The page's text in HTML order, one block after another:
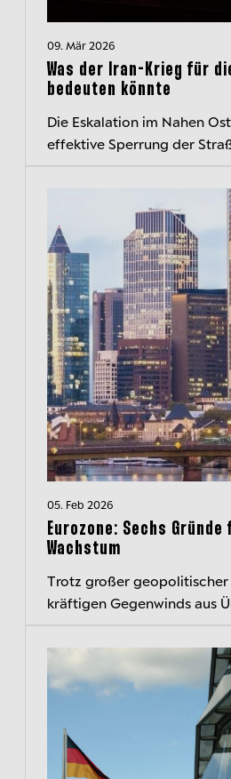
09. Mär 2026
Was der Iran-Krieg für
bedeuten könnte
Die Eskalation im Nahen
effektive Sperrung der
globalen Energiemärkte
Weltwirtscha...
05. Feb 2026
Eurozone: Sechs
Wachstum
Trotz großer geopolitischer
kräftigen Gegenwinds aus
Jahr solide gewachsen.